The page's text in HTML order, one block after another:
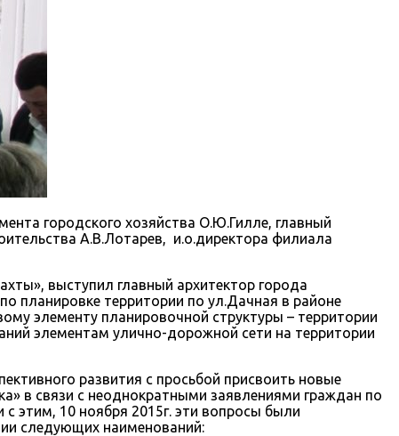
городского хозяйства О.Ю.Гилле, главный
А.В.Лотарев, и.о.директора филиала
выступил главный архитектор города
планировке территории по ул.Дачная в районе
элементу планировочной структуры – территории
элементам улично-дорожной сети на территории
развития с просьбой присвоить новые
в связи с неоднократными заявлениями граждан по
этим, 10 ноября 2015г. эти вопросы были
следующих наименований: